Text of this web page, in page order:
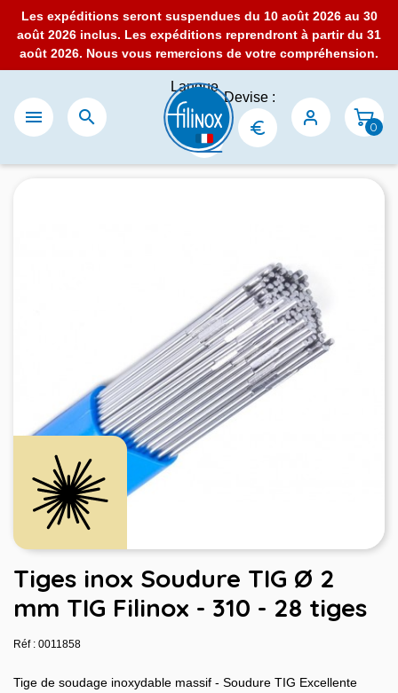
Les expéditions seront suspendues du 10 août 2026 au 30
août 2026 inclus. Les expéditions reprendront à partir du 31
août 2026. Nous vous remercions de votre compréhension.
 
Langue
:
Devise :
0
Tiges inox Soudure TIG Ø 2
mm TIG Filinox - 310 - 28 tiges
Réf : 0011858
Tige de soudage inoxydable massif - Soudure TIG Excellente